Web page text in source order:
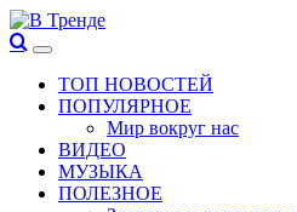
Перейти
к
Основное
меню
ТОП НОВОСТЕЙ
ПОПУЛЯРНОЕ
Мир вокруг нас
ВИДЕО
МУЗЫКА
ПОЛЕЗНОЕ